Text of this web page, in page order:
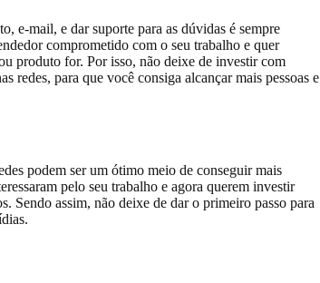
e-mail, e dar suporte para as dúvidas é sempre
comprometido com o seu trabalho e quer
produto for. Por isso, não deixe de investir com
redes, para que você consiga alcançar mais pessoas e
podem ser um ótimo meio de conseguir mais
pelo seu trabalho e agora querem investir
Sendo assim, não deixe de dar o primeiro passo para